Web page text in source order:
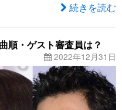
続きを読む
順・ゲスト審査員は？
2022年12月31日